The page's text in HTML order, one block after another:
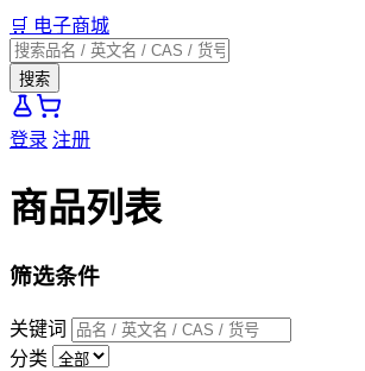
🛒 电子商城
搜索
登录 注册
商品列表
筛选条件
关键词
分类